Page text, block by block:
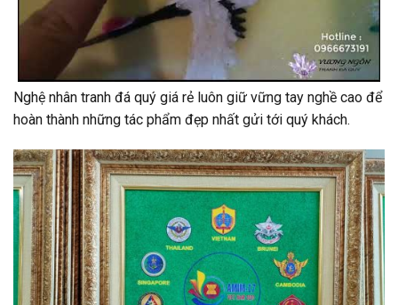
Nghệ nhân tranh đá quý giá rẻ luôn giữ vững tay nghề cao để
hoàn thành những tác phẩm đẹp nhất gửi tới quý khách.